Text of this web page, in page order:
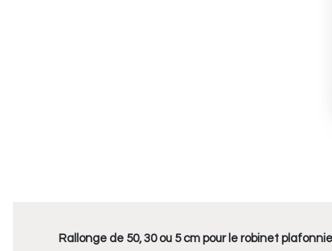
Rallonge de 50, 30 ou 5 cm pour le robinet